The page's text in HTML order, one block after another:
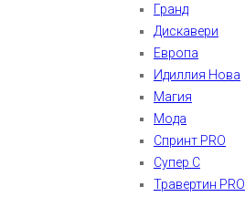
Гранд
Дискавери
Европа
Идиллия Нова
Магия
Мода
Спринт PRO
Супер С
Травертин PRO